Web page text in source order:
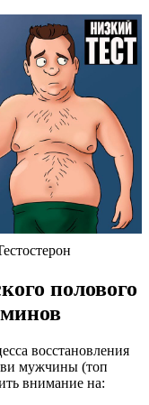
полового
восстановления
мужчины (топ
внимание на: